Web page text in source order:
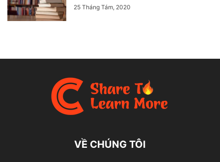
25 Tháng Tám, 2020
VỀ CHÚNG TÔI